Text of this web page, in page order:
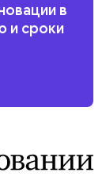
в
и сроки